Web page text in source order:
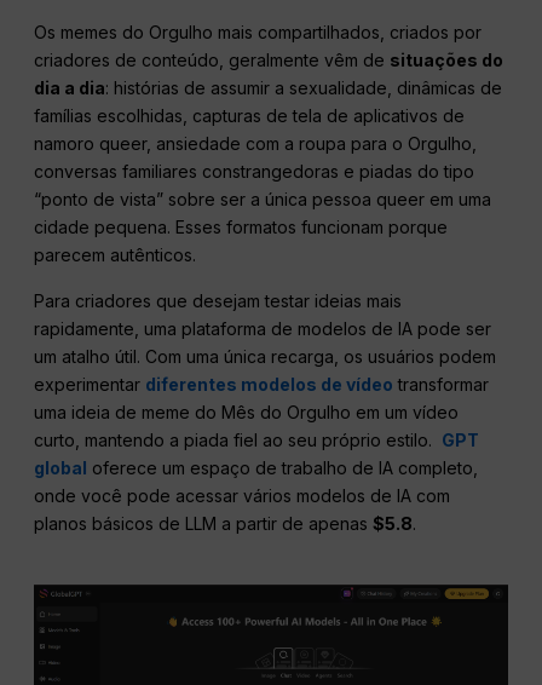
Os memes do Orgulho mais compartilhados, criados por
criadores de conteúdo, geralmente vêm de situações do
dia a dia: histórias de assumir a sexualidade, dinâmicas de
famílias escolhidas, capturas de tela de aplicativos de
namoro queer, ansiedade com a roupa para o Orgulho,
conversas familiares constrangedoras e piadas do tipo
“ponto de vista” sobre ser a única pessoa queer em uma
cidade pequena. Esses formatos funcionam porque
parecem autênticos.
Para criadores que desejam testar ideias mais
rapidamente, uma plataforma de modelos de IA pode ser
um atalho útil. Com uma única recarga, os usuários podem
experimentar diferentes modelos de vídeo transformar
uma ideia de meme do Mês do Orgulho em um vídeo
curto, mantendo a piada fiel ao seu próprio estilo. GPT
global oferece um espaço de trabalho de IA completo,
onde você pode acessar vários modelos de IA com
planos básicos de LLM a partir de apenas$5.8.